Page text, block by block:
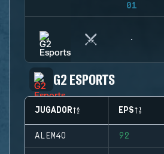
01
G2 ESPORTS
JUGADOR EPS
ALEM4O 92